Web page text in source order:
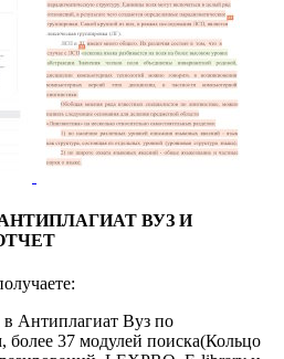
ВУЗ И
Антиплагиат Вуз по
более 37 модулей поиска(Кольцо